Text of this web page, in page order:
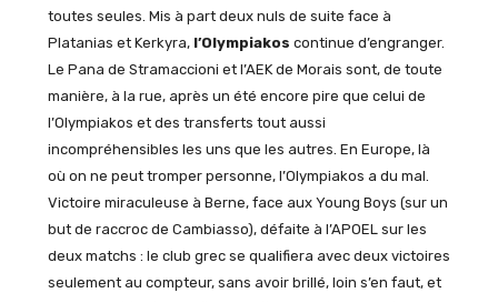
toutes seules. Mis à part deux nuls de suite face à
Platanias et Kerkyra, l’Olympiakos continue d’engranger.
Le Pana de Stramaccioni et l’AEK de Morais sont, de toute
manière, à la rue, après un été encore pire que celui de
l’Olympiakos et des transferts tout aussi
incompréhensibles les uns que les autres. En Europe, là
où on ne peut tromper personne, l’Olympiakos a du mal.
Victoire miraculeuse à Berne, face aux Young Boys (sur un
but de raccroc de Cambiasso), défaite à l’APOEL sur les
deux matchs : le club grec se qualifiera avec deux victoires
seulement au compteur, sans avoir brillé, loin s’en faut, et